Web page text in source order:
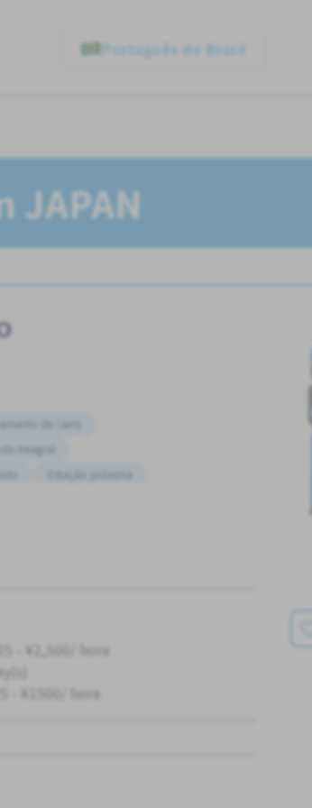
Português do Brasil
JAPAN
de carro
Integral
- ¥2,500/ hora
- ¥1500/ hora